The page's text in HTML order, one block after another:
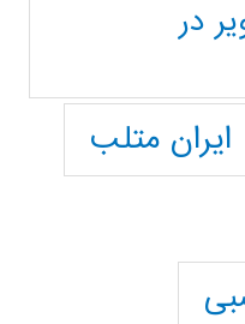
در
ایران متلب